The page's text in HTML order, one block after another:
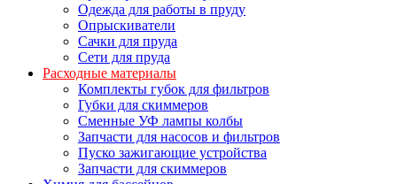
Одежда для работы в пруду
Опрыскиватели
Сачки для пруда
Сети для пруда
Расходные материалы
Комплекты губок для фильтров
Губки для скиммеров
Сменные УФ лампы колбы
Запчасти для насосов и фильтров
Пуско зажигающие устройства
Запчасти для скиммеров